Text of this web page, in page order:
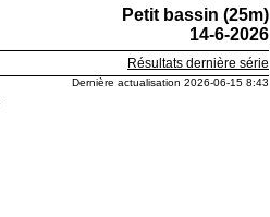
Petit bassin (25m)
14-6-2026
Résultats dernière série
Dernière actualisation 2026-06-15 8:43